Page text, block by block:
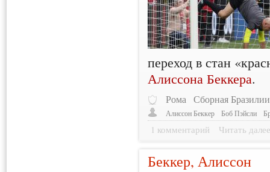
переход в стан
Алиссона Беккера.
Рома Сборная Бразилии
Алиссон Беккер Боб Пэйсли
1 комментарий Читать
Беккер, Алиссон